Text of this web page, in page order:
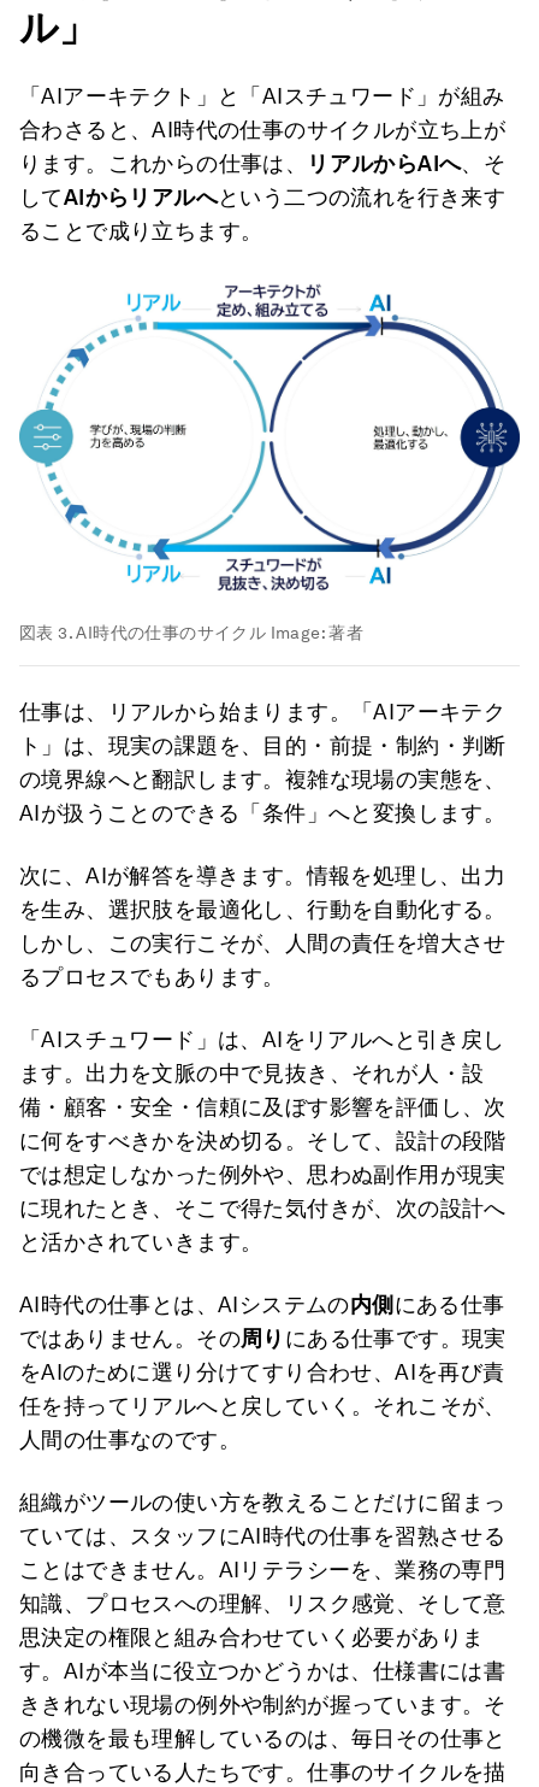
ル」
「AIアーキテクト」と「AIスチュワード」が組み
合わさると、AI時代の仕事のサイクルが立ち上が
ります。これからの仕事は、
リアルからAIへ、そ
してAIからリアルへという二つの流れを行き来す
ることで成り立ちます。
図表 3. AI時代の仕事のサイクル Image:著者
仕事は、リアルから始まります。「AIアーキテク
ト」は、現実の課題を、目的・前提・制約・判断
の境界線へと翻訳します。複雑な現場の実態を、
AIが扱うことのできる「条件」へと変換します。
次に、AIが解答を導きます。情報を処理し、出力
を生み、選択肢を最適化し、行動を自動化する。
しかし、この実行こそが、人間の責任を増大させ
るプロセスでもあります。
「AIスチュワード」は、AIをリアルへと引き戻し
ます。出力を文脈の中で見抜き、それが人・設
備・顧客・安全・信頼に及ぼす影響を評価し、次
に何をすべきかを決め切る。そして、設計の段階
では想定しなかった例外や、思わぬ副作用が現実
に現れたとき、そこで得た気付きが、次の設計へ
と活かされていきます。
AI時代の仕事とは、AIシステムの内側にある仕事
ではありません。その周り にある仕事です。現実
をAIのために選り分けてすり合わせ、AIを再び責
任を持ってリアルへと戻していく。それこそが、
人間の仕事なのです。
組織がツールの使い方を教えることだけに留まっ
ていては、スタッフにAI時代の仕事を習熟させる
ことはできません。AIリテラシーを、業務の専門
知識、プロセスへの理解、リスク感覚、そして意
思決定の権限と組み合わせていく必要がありま
す。AIが本当に役立つかどうかは、仕様書には書
ききれない現場の例外や制約が握っています。そ
の機微を最も理解しているのは、毎日その仕事と
向き合っている人たちです。仕事のサイクルを描